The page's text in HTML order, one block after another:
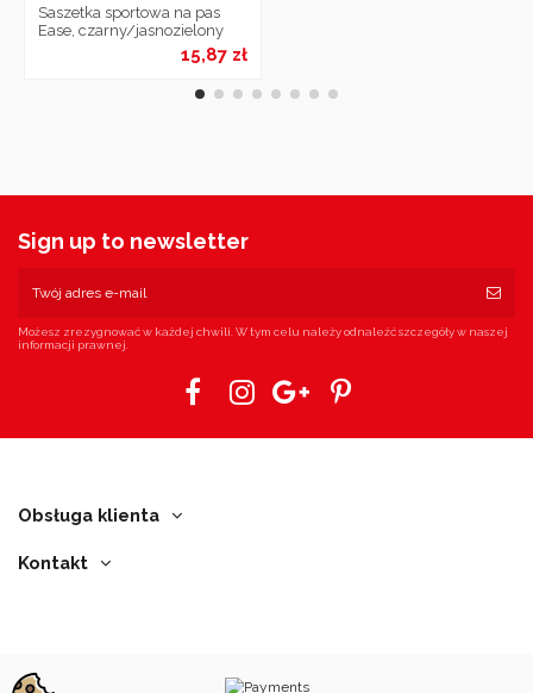
Saszetka sportowa na pas
Ease, czarny/jasnozielony
15,87 zł
Sign up to newsletter
Możesz zrezygnować w każdej chwili. W tym celu należy odnaleźć szczegóły w naszej
informacji prawnej.
Obsługa klienta
Kontakt